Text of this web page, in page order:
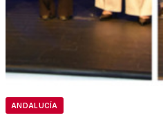
ANDALUCÍA